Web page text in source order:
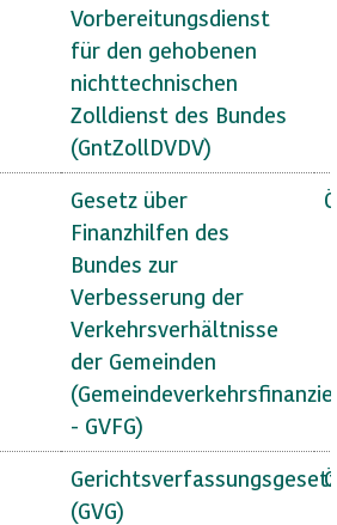
Vorbereitungsdienst
für den gehobenen
nichttechnischen
Zolldienst des Bundes
(GntZollDVDV)
Gesetz über
Finanzhilfen des
Bundes zur
Verbesserung der
Verkehrsverhältnisse
der Gemeinden
- GVFG)
Gerichtsverfassungsgesetz
(GVG)